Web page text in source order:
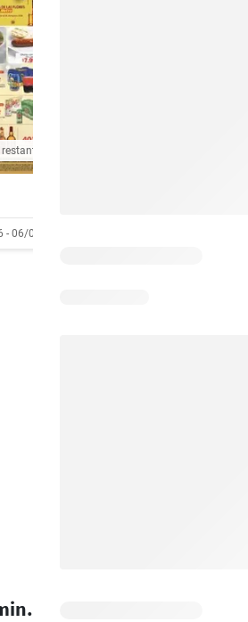
1
06/08/2026